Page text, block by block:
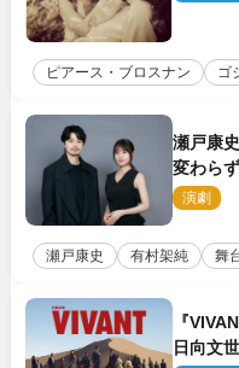
ピアース・ブロスナン ゴ
瀬戸康
変わら
胸に舞
演劇
瀬戸康史 有村架純 舞
『
日向文